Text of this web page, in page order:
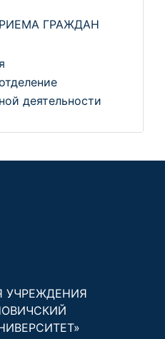
ГРАЖДАН
деятельности
УЧРЕЖДЕНИЯ